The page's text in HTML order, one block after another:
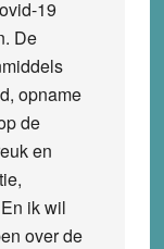
19
De
opname
de
en
ik wil
over de